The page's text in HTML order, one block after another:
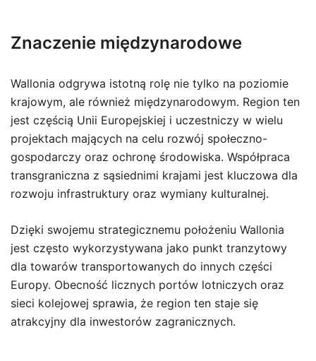
Znaczenie międzynarodowe
Wallonia odgrywa istotną rolę nie tylko na poziomie
krajowym, ale również międzynarodowym. Region ten
jest częścią Unii Europejskiej i uczestniczy w wielu
projektach mających na celu rozwój społeczno-
gospodarczy oraz ochronę środowiska. Współpraca
transgraniczna z sąsiednimi krajami jest kluczowa dla
rozwoju infrastruktury oraz wymiany kulturalnej.
Dzięki swojemu strategicznemu położeniu Wallonia
jest często wykorzystywana jako punkt tranzytowy
dla towarów transportowanych do innych części
Europy. Obecność licznych portów lotniczych oraz
sieci kolejowej sprawia, że region ten staje się
atrakcyjny dla inwestorów zagranicznych.